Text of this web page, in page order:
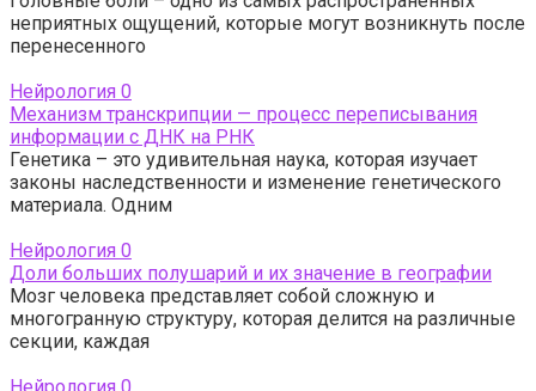
неприятных ощущений, которые могут возникнуть после
перенесенного
Нейрология 0
Механизм транскрипции — процесс переписывания
информации с ДНК на РНК
Генетика – это удивительная наука, которая изучает
законы наследственности и изменение генетического
материала. Одним
Нейрология 0
Доли больших полушарий и их значение в географии
Мозг человека представляет собой сложную и
многогранную структуру, которая делится на различные
секции, каждая